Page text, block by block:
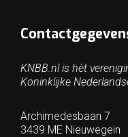
KNBB.nl is hèt
Koninklijke
Archimedesbaan 7
3439 ME Nieuwegein